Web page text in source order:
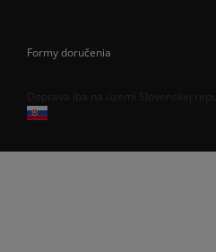
Formy doručenia